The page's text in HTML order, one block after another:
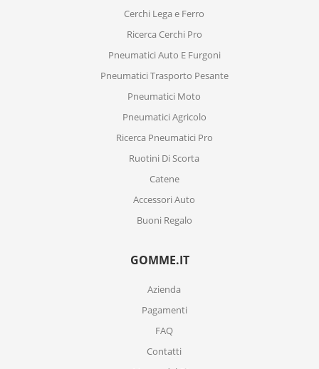
Cerchi Lega e Ferro
Ricerca Cerchi Pro
Pneumatici Auto E Furgoni
Pneumatici Trasporto Pesante
Pneumatici Moto
Pneumatici Agricolo
Ricerca Pneumatici Pro
Ruotini Di Scorta
Catene
Accessori Auto
Buoni Regalo
GOMME.IT
Azienda
Pagamenti
FAQ
Contatti